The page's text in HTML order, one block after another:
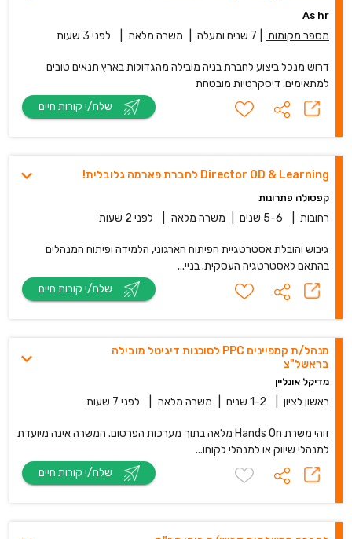
As hr
מספר מקומות 7 שנים ומעלה משרה מלאה לפני 3 שעות
דרוש מנכל ביצוע לחברת בניה מובילה מהגדולות בארץ תנאים טובים
למתאימים. דיסקרטיות מובטחת
Director OD & Learning לחברת פארמה גלובלית!
קפסולה פתרונות
רחובות 5-6 שנים משרה מלאה לפני 2 שעות
גיבוש והובלת אסטרטגיית הפיתוח הארגוני, הלמידה ופיתוח המנהלים
בהתאם לאסטרטגיה העסקית. בניי...
מנהל/ת קמפיינים PPC לסוכנות דיגיטל מובילה
בראשל"צ
מדיקל אונליין
ראשון לציון 1-2 שנים משרה מלאה לפני 7 שעות
זוהי משרת Hands On מלאה בתוך מערכות הפרסום. המשרה אינה מיועדת
למנהלי שיווק או למנהלי לקוחו...